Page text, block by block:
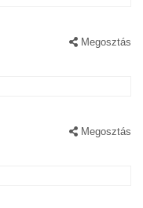
Megosztás
Megosztás